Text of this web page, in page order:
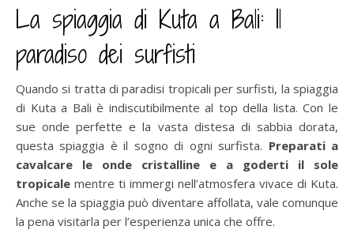
La spiaggia di Kuta a Bali: Il
paradiso dei surfisti
Quando si tratta di paradisi tropicali per surfisti, la spiaggia
di Kuta a Bali è indiscutibilmente al top della lista. Con le
sue onde perfette e la vasta distesa di sabbia dorata,
questa spiaggia è il sogno di ogni surfista. Preparati a
cavalcare le onde cristalline e a goderti il sole
tropicale mentre ti immergi nell’atmosfera vivace di Kuta.
Anche se la spiaggia può diventare affollata, vale comunque
la pena visitarla per l’esperienza unica che offre.